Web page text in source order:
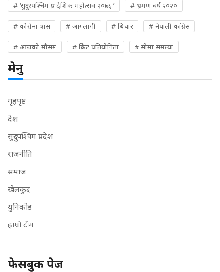
# ‘सुदुरपश्चिम प्रादेशिक महोत्सव २०७६ ’ # भ्रमण बर्ष २०२०
# कोरोना त्रास # आगलागी # बिचार # नेपाली कांग्रेस
# आजको मौसम # क्रिकेट प्रतियोगिता # सीमा समस्या
मेनु
गृहपृष्ठ
देश
सुदुरपश्चिम प्रदेश
राजनीति
समाज
खेलकुद
युनिकोड
हाम्रो टीम
फेसबुक पेज